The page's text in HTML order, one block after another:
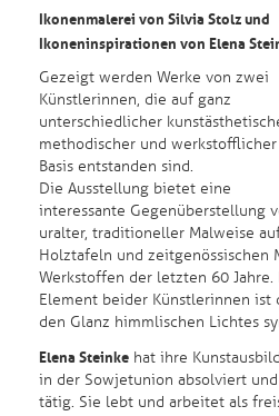
Ikonenmalerei von Silvia Stolz und
Ikoneninspirationen von Elena
Gezeigt werden Werke von zwei
Künstlerinnen, die auf ganz
unterschiedlicher
methodischer und werkstofflicher
Basis entstanden sind.
Die Ausstellung bietet eine
interessante Gegenüberstellung
uralter, traditioneller Malweise
Holztafeln und zeitgenössischen
Werkstoffen der letzten 60 Jahre.
Element beider Künstlerinnen ist
den Glanz himmlischen Lichtes
Elena Steinke hat ihre
in der Sowjetunion absolviert
tätig. Sie lebt und arbeitet als